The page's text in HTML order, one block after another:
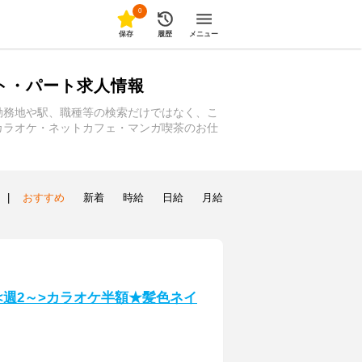
0
保存 履歴 メニュー
・パート求人情報
地や駅、職種等の検索だけではなく、こ
オケ・ネットカフェ・マンガ喫茶のお仕
おすすめ 新着 時給 日給 月給
2～>カラオケ半額★髪色ネイ